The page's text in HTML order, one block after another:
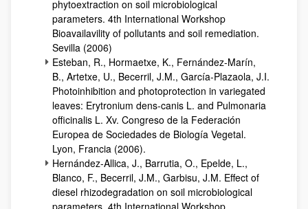
phytoextraction on soil microbiological
parameters. 4th International Workshop
Bioavailavility of pollutants and soil remediation.
Sevilla (2006)
Esteban, R., Hormaetxe, K., Fernández-Marín,
B., Artetxe, U., Becerril, J.M., García-Plazaola, J.I.
Photoinhibition and photoprotection in variegated
leaves: Erytronium dens-canis L. and Pulmonaria
officinalis L. Xv. Congreso de la Federación
Europea de Sociedades de Biología Vegetal.
Lyon, Francia (2006).
Hernández-Allica, J., Barrutia, O., Epelde, L.,
Blanco, F., Becerril, J.M., Garbisu, J.M. Effect of
diesel rhizodegradation on soil microbiological
parameters. 4th International Workshop